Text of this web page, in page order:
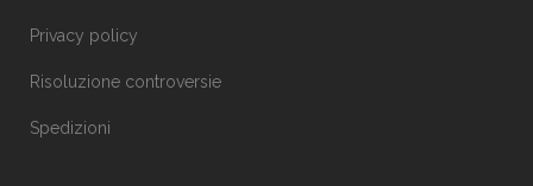
Privacy policy
Risoluzione controversie
Spedizioni